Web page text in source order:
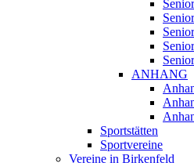
ANHANG
Sportstätten
Sportvereine
Vereine in Birkenfeld